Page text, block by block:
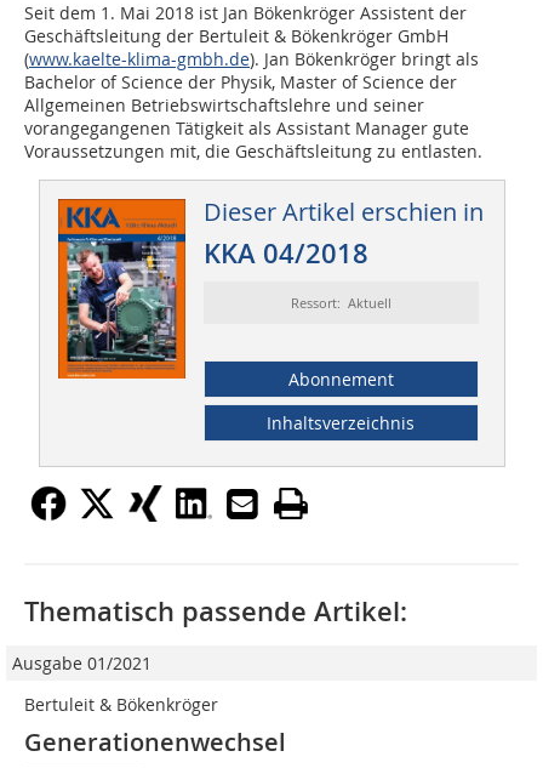
Seit dem 1. Mai 2018 ist Jan Bökenkröger Assistent der
Geschäftsleitung der Bertuleit & Bökenkröger GmbH
(www.kaelte-klima-gmbh.de). Jan Bökenkröger bringt als
Bachelor of Science der Physik, Master of Science der
Allgemeinen Betriebswirtschaftslehre und seiner
vorangegangenen Tätigkeit als Assistant Manager gute
Voraussetzungen mit, die Geschäftsleitung zu entlasten.
Dieser Artikel erschien in
KKA 04/2018
Ressort: Aktuell
Abonnement
Inhaltsverzeichnis
Thematisch passende Artikel:
Ausgabe 01/2021
Bertuleit & Bökenkröger
Generationenwechsel